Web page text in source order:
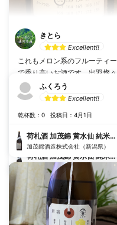
きとら
Excellent!!
これもメロン系のフルーティー
で香り高いお酒です。出羽燦々
と同様、甘味と酸味が強め、ち
ょうどよい旨味で、スッキリし
加茂錦最高🙌
乾杯数：9 投稿日：9月30日
荷札酒 加茂錦 黄水仙 純米大吟醸 生
加茂錦酒造株式会社（新潟県）
ふくろう
Excellent!!
乾杯数：0 投稿日：4月1日
荷札酒 加茂錦 黄水仙 純米大吟醸 生
加茂錦酒造株式会社（新潟県）